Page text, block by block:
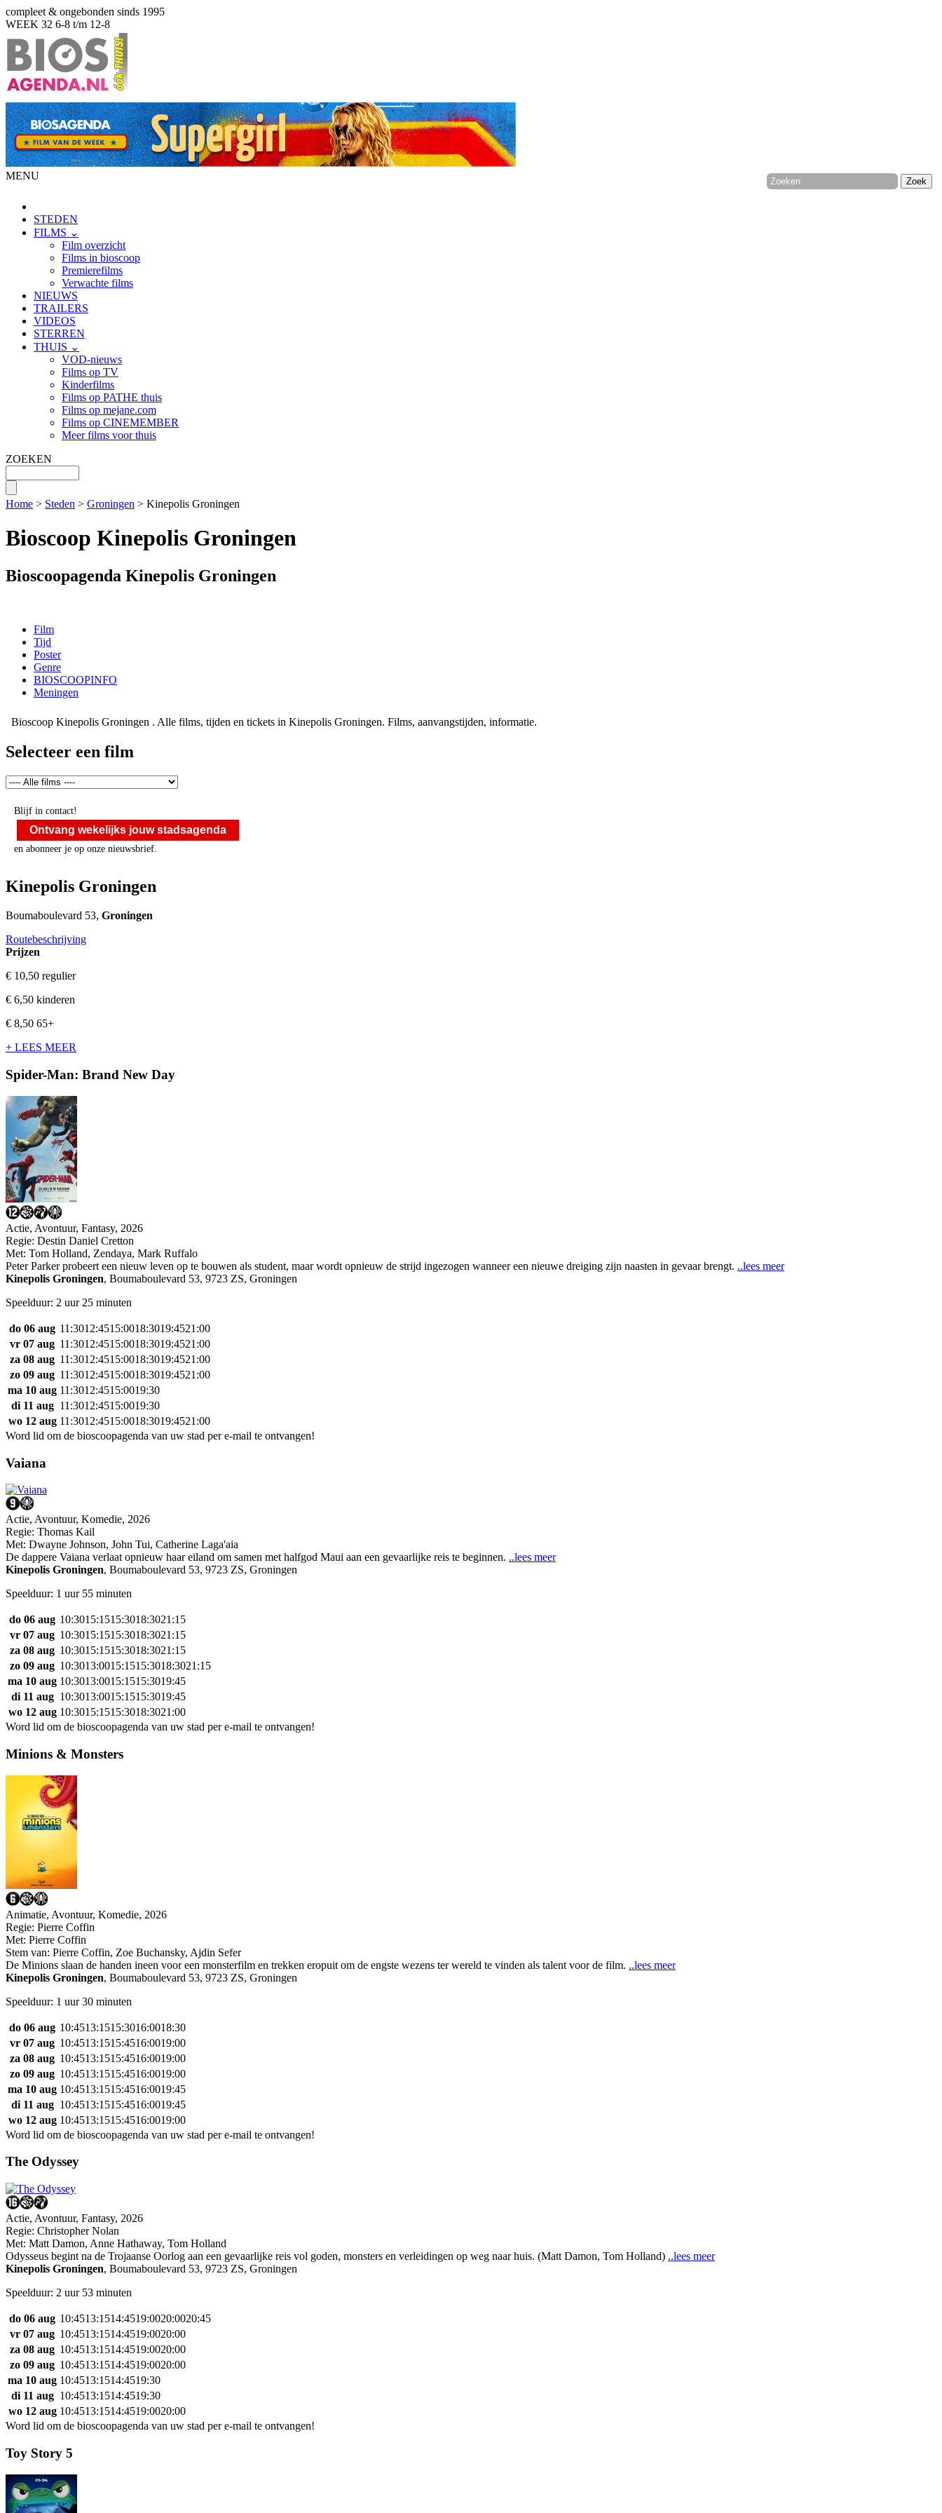
compleet & ongebonden sinds 1995
WEEK 32 6-8 t/m 12-8
MENU
STEDEN
FILMS ⌄
Film overzicht
Films in bioscoop
Premierefilms
Verwachte films
NIEUWS
TRAILERS
VIDEOS
STERREN
THUIS ⌄
VOD-nieuws
Films op TV
Kinderfilms
Films op PATHE thuis
Films op mejane.com
Films op CINEMEMBER
Meer films voor thuis
ZOEKEN
Home > Steden > Groningen > Kinepolis Groningen
Bioscoop Kinepolis Groningen
Bioscoopagenda Kinepolis Groningen
Film
Tijd
Poster
Genre
BIOSCOOPINFO
Meningen
Bioscoop Kinepolis Groningen . Alle films, tijden en tickets in Kinepolis Groningen. Films, aanvangstijden, informatie.
Selecteer een film
Blijf in contact!
Ontvang wekelijks jouw stadsagenda
en abonneer je op onze nieuwsbrief.
Kinepolis Groningen
Boumaboulevard 53, Groningen
Routebeschrijving
Prijzen
€ 10,50 regulier
€ 6,50 kinderen
€ 8,50 65+
+ LEES MEER
Spider-Man: Brand New Day
Actie, Avontuur, Fantasy, 2026
Regie: Destin Daniel Cretton
Met: Tom Holland, Zendaya, Mark Ruffalo
Peter Parker probeert een nieuw leven op te bouwen als student, maar wordt opnieuw de strijd ingezogen wanneer een nieuwe dreiging zijn naasten in gevaar brengt. ..lees meer
Kinepolis Groningen, Boumaboulevard 53, 9723 ZS, Groningen
Speelduur: 2 uur 25 minuten
do 06 aug 11:3012:4515:0018:3019:4521:00
vr 07 aug 11:3012:4515:0018:3019:4521:00
za 08 aug 11:3012:4515:0018:3019:4521:00
zo 09 aug 11:3012:4515:0018:3019:4521:00
ma 10 aug 11:3012:4515:0019:30
di 11 aug 11:3012:4515:0019:30
wo 12 aug 11:3012:4515:0018:3019:4521:00
Word lid om de bioscoopagenda van uw stad per e-mail te ontvangen!
Vaiana
Actie, Avontuur, Komedie, 2026
Regie: Thomas Kail
Met: Dwayne Johnson, John Tui, Catherine Laga'aia
De dappere Vaiana verlaat opnieuw haar eiland om samen met halfgod Maui aan een gevaarlijke reis te beginnen. ..lees meer
Kinepolis Groningen, Boumaboulevard 53, 9723 ZS, Groningen
Speelduur: 1 uur 55 minuten
do 06 aug 10:3015:1515:3018:3021:15
vr 07 aug 10:3015:1515:3018:3021:15
za 08 aug 10:3015:1515:3018:3021:15
zo 09 aug 10:3013:0015:1515:3018:3021:15
ma 10 aug 10:3013:0015:1515:3019:45
di 11 aug 10:3013:0015:1515:3019:45
wo 12 aug 10:3015:1515:3018:3021:00
Word lid om de bioscoopagenda van uw stad per e-mail te ontvangen!
Minions & Monsters
Animatie, Avontuur, Komedie, 2026
Regie: Pierre Coffin
Met: Pierre Coffin
Stem van: Pierre Coffin, Zoe Buchansky, Ajdin Sefer
De Minions slaan de handen ineen voor een monsterfilm en trekken eropuit om de engste wezens ter wereld te vinden als talent voor de film. ..lees meer
Kinepolis Groningen, Boumaboulevard 53, 9723 ZS, Groningen
Speelduur: 1 uur 30 minuten
do 06 aug 10:4513:1515:3016:0018:30
vr 07 aug 10:4513:1515:4516:0019:00
za 08 aug 10:4513:1515:4516:0019:00
zo 09 aug 10:4513:1515:4516:0019:00
ma 10 aug 10:4513:1515:4516:0019:45
di 11 aug 10:4513:1515:4516:0019:45
wo 12 aug 10:4513:1515:4516:0019:00
Word lid om de bioscoopagenda van uw stad per e-mail te ontvangen!
The Odyssey
Actie, Avontuur, Fantasy, 2026
Regie: Christopher Nolan
Met: Matt Damon, Anne Hathaway, Tom Holland
Odysseus begint na de Trojaanse Oorlog aan een gevaarlijke reis vol goden, monsters en verleidingen op weg naar huis. (Matt Damon, Tom Holland) ..lees meer
Kinepolis Groningen, Boumaboulevard 53, 9723 ZS, Groningen
Speelduur: 2 uur 53 minuten
do 06 aug 10:4513:1514:4519:0020:0020:45
vr 07 aug 10:4513:1514:4519:0020:00
za 08 aug 10:4513:1514:4519:0020:00
zo 09 aug 10:4513:1514:4519:0020:00
ma 10 aug 10:4513:1514:4519:30
di 11 aug 10:4513:1514:4519:30
wo 12 aug 10:4513:1514:4519:0020:00
Word lid om de bioscoopagenda van uw stad per e-mail te ontvangen!
Toy Story 5